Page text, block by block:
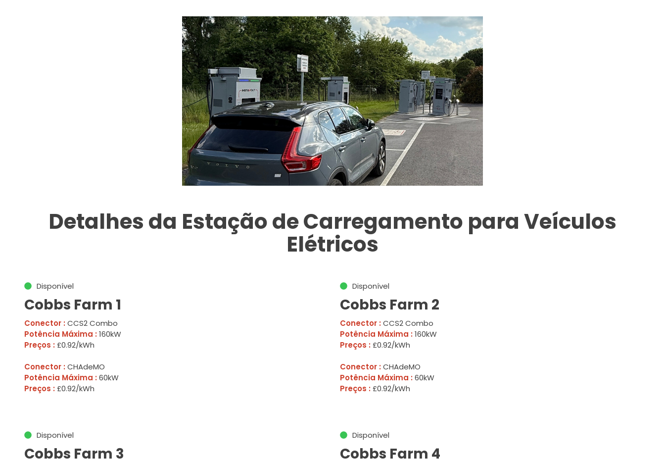
Detalhes da Estação de Carregamento para Veículos
Elétricos
Disponível
Cobbs Farm 1
Conector : CCS2 Combo
Potência Máxima : 160kW
Preços : £0.92/kWh
Conector : CHAdeMO
Potência Máxima : 60kW
Preços : £0.92/kWh
Disponível
Cobbs Farm 2
Conector : CCS2 Combo
Potência Máxima : 160kW
Preços : £0.92/kWh
Conector : CHAdeMO
Potência Máxima : 60kW
Preços : £0.92/kWh
Disponível
Cobbs Farm 3
Disponível
Cobbs Farm 4